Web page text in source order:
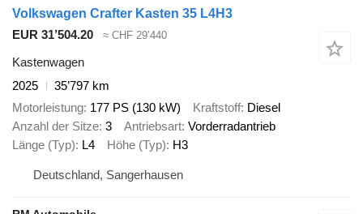
Volkswagen Crafter Kasten 35 L4H3
EUR 31’504.20
≈ CHF 29’440
Kastenwagen
2025
35’797 km
Motorleistung 177 PS (130 kW) Kraftstoff Diesel
Anzahl der Sitze 3 Antriebsart Vorderradantrieb
Länge (Typ) L4 Höhe (Typ) H3
Deutschland, Sangerhausen